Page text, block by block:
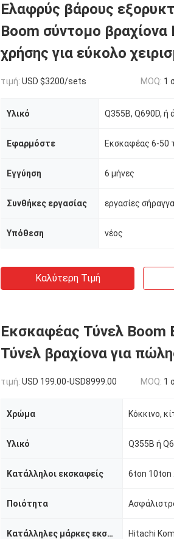
Ελαφρύς βάρους
Boom σύντομο
χρήσης για εύκολο
τιμή: USD $3200/sets MOQ: 1
Υλικό Q355B, Q690D,
Εφαρμόστε Εκσκαφέας 6-50
Εγγύηση 6 μήνες
Συνθήκες εργασίας εργασίες
Υπόθεση νέος
Καλύτερη Τιμή
Εκσκαφέας Τύνελ Boom
Τύνελ βραχίονα για
τιμή: USD 199.00-USD8999.00 MOQ: 1
Χρώμα
Υλικό
Κατάλληλοι εκσκαφείς
Ποιότητα
Κατάλληλες μάρκες εκσκαφητή